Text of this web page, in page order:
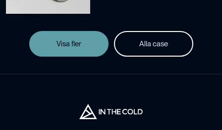
Visa fler Alla case